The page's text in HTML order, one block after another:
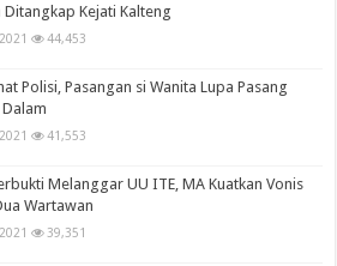
Ditangkap Kejati Kalteng
44,453
Polisi, Pasangan si Wanita Lupa Pasang
41,553
Melanggar UU ITE, MA Kuatkan Vonis
Wartawan
39,351